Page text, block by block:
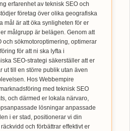
erfarenhet av teknisk SEO och
företag över olika geografiska
mål är att öka synligheten för er
målgrupp är belägen. Genom att
och sökmotoroptimering, optimerar
för att ni ska lyfta i
SEO-strategi säkerställer att er
ut till en större publik utan även
Hos Webbempire
med teknisk SEO
och därmed er lokala närvaro,
lösningar anpassade
i er stad, positionerar vi din
och förbättrar effektivt er